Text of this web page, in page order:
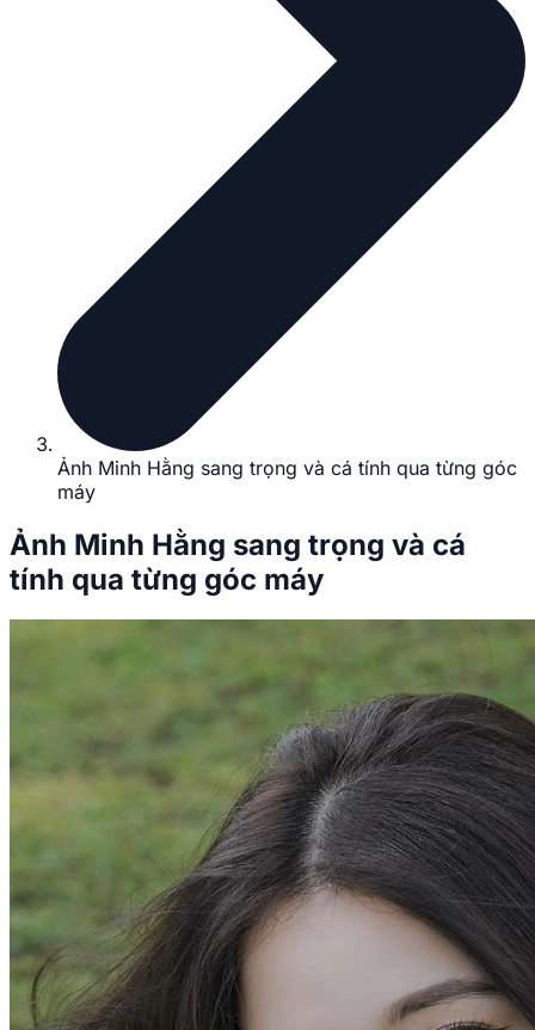
Ảnh Minh Hằng sang trọng và cá tính qua từng góc
máy
Ảnh Minh Hằng sang trọng và cá
tính qua từng góc máy